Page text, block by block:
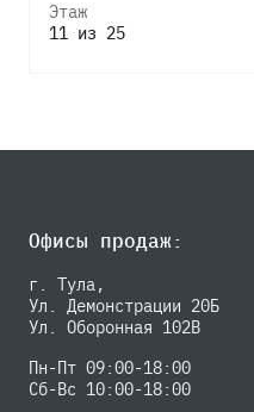
Этаж
11 из 25
Офисы продаж:
г. Тула,
Ул. Демонстрации 20Б
Ул. Оборонная 102В
Пн-Пт 09:00-18:00
Сб-Вс 10:00-18:00